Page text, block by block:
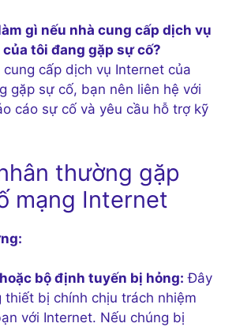
gì nếu nhà cung cấp dịch vụ
tôi đang gặp sự cố?
cung cấp dịch vụ Internet của
gặp sự cố, bạn nên liên hệ với
cáo sự cố và yêu cầu hỗ trợ kỹ
thường gặp
mạng Internet
bộ định tuyến bị hỏng: Đây
thiết bị chính chịu trách nhiệm
với Internet. Nếu chúng bị